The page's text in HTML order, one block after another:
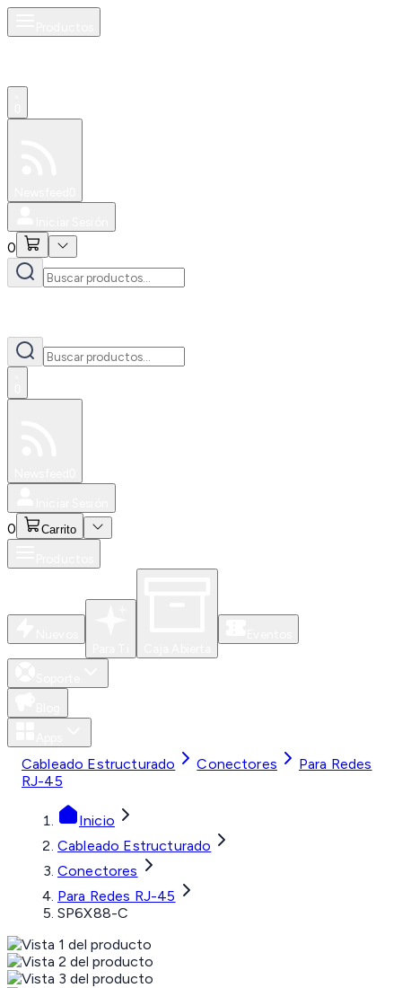
0
0 Carrito
Cableado Estructurado Conectores
Para Redes
RJ-45
Inicio
Cableado Estructurado
Conectores
Para Redes RJ-45
SP6X88-C